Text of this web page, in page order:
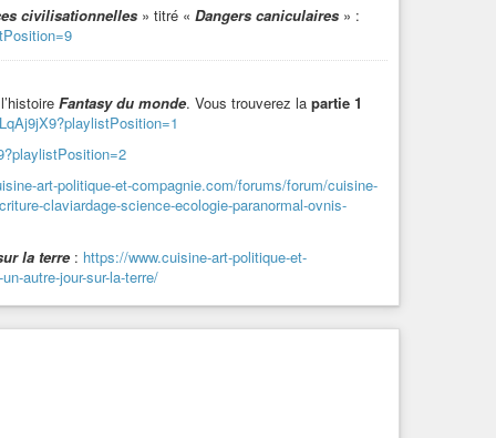
civilisationnelles » titré « Dangers caniculaires » :
Fantasy du monde. Vous trouverez la partie 1
art-politique-et-compagnie.com/forums/forum/cuisine-
claviardage-science-ecologie-paranormal-ovnis-
la terre : https://www.cuisine-art-politique-et-
autre-jour-sur-la-terre/